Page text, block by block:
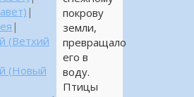
покрову
земли,
превращало
его в
воду.
Птицы
|
|
(Ветхий
(Новый